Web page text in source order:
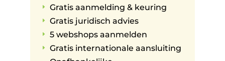
E Gratis aanmelding & keuring
E Gratis juridisch advies
E 5 webshops aanmelden
E
Gratis internationale aansluiting